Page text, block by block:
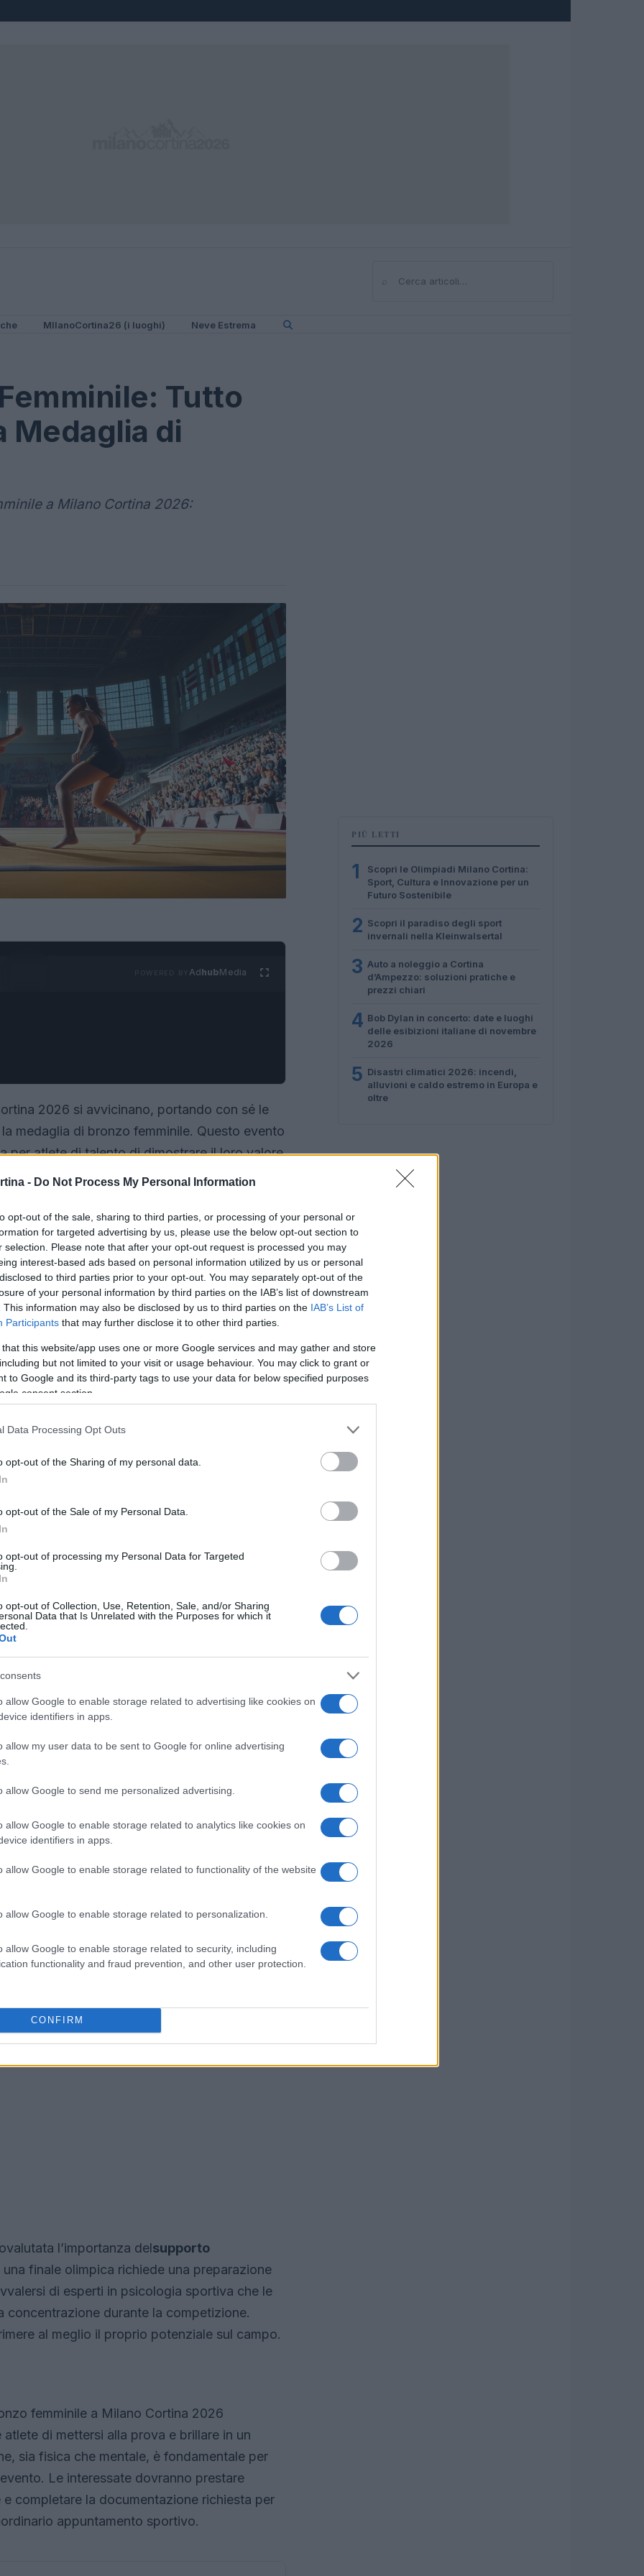
- Do Not Process My Personal Information
opt-out of the sale, sharing to third parties, or processing of your personal or
for targeted advertising by us, please use the below opt-out section to
selection. Please note that after your opt-out request is processed you may
interest-based ads based on personal information utilized by us or personal
to third parties prior to your opt-out. You may separately opt-out of the
of your personal information by third parties on the IAB’s list of downstream
This information may also be disclosed by us to third parties on the IAB’s List of
Participants that may further disclose it to other third parties.
that this website/app uses one or more Google services and may gather and store
but not limited to your visit or usage behaviour. You may click to grant or
to Google and its third-party tags to use your data for below specified purposes
consent section.
Data Processing Opt Outs
opt-out of the Sharing of my personal data.
opt-out of the Sale of my Personal Data.
opt-out of processing my Personal Data for Targeted
opt-out of Collection, Use, Retention, Sale, and/or Sharing
Data that Is Unrelated with the Purposes for which it
allow Google to enable storage related to advertising like cookies on
identifiers in apps.
allow my user data to be sent to Google for online advertising
allow Google to send me personalized advertising.
allow Google to enable storage related to analytics like cookies on
identifiers in apps.
allow Google to enable storage related to functionality of the website
allow Google to enable storage related to personalization.
allow Google to enable storage related to security, including
functionality and fraud prevention, and other user protection.
CONFIRM
⌕Cerca
MIlanoCortina26 (i luoghi) Neve Estrema
Tutto
Medaglia di
a Milano Cortina 2026:
AdhubMedia
2026 si avvicinano, portando con sé le
medaglia di bronzo femminile. Questo evento
per atlete di talento di dimostrare il loro valore
vengono esplorati i dettagli riguardanti la
e le modalità di iscrizione.
medaglia di bronzo femminile, è fondamentale
. Le atlete devono essere iscritte
e devono aver ottenuto risultati
Inoltre, è necessario rispettare le
l’integrità e la sicurezza dell’evento.
unmodulo di autorizzazioneper formalizzare
in formato
garantire la registrazione. È importante
poiché una documentazione incompleta
atlete dovranno concentrarsi sulla loro
non è solo un evento sportivo, ma un
mira a raggiungere il successo.
l’importanza delsupporto
finale olimpica richiede una preparazione
di esperti in psicologia sportiva che le
concentrazione durante la competizione.
al meglio il proprio potenziale sul campo.
femminile a Milano Cortina 2026
di mettersi alla prova e brillare in un
sia fisica che mentale, è fondamentale per
Le interessate dovranno prestare
completare la documentazione richiesta per
appuntamento sportivo.
PIÙ LETTI
1
Scopri le Olimpiadi Milano Cortina:
Sport, Cultura e Innovazione per un
Futuro Sostenibile
2 Scopri il paradiso degli sport
invernali nella Kleinwalsertal
3 Auto a noleggio a Cortina
d’Ampezzo: soluzioni pratiche e
prezzi chiari
4 Bob Dylan in concerto: date e luoghi
delle esibizioni italiane di novembre
2026
5 Disastri climatici 2026: incendi,
alluvioni e caldo estremo in Europa e
oltre